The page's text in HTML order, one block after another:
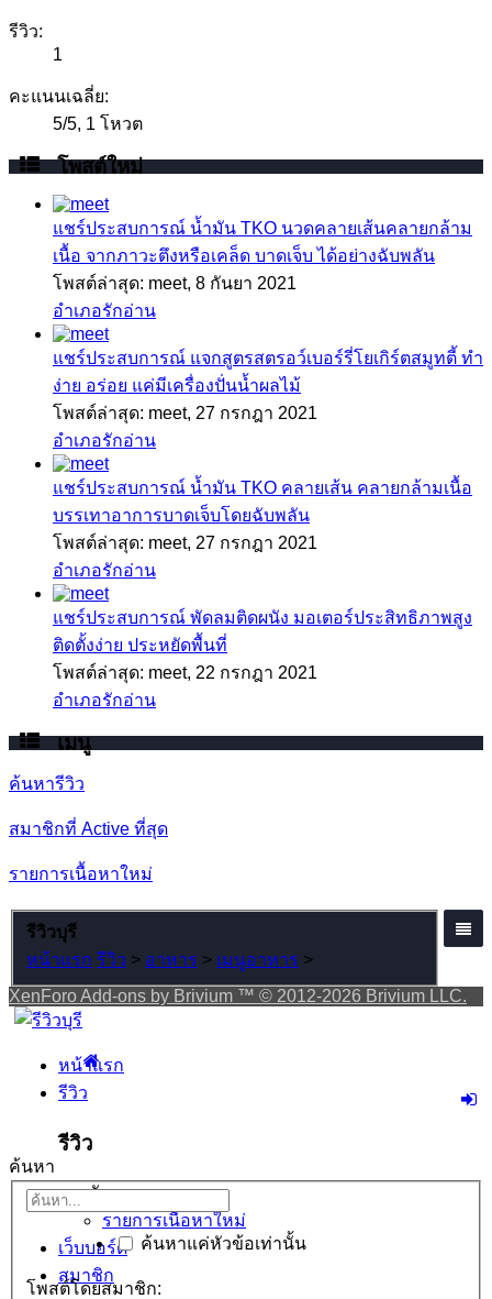
รีวิว:
1
คะแนนเฉลี่ย:
5/5, 1 โหวต
โพสต์ใหม่
แชร์ประสบการณ์ น้ำมัน TKO นวดคลายเส้นคลายกล้าม
เนื้อ จากภาวะตึงหรือเคล็ด บาดเจ็บ ได้อย่างฉับพลัน
โพสต์ล่าสุด: meet, 8 กันยา 2021
อำเภอรักอ่าน
แชร์ประสบการณ์ แจกสูตรสตรอว์เบอร์รี่โยเกิร์ตสมูทตี้ ทำ
ง่าย อร่อย แค่มีเครื่องปั่นน้ำผลไม้
โพสต์ล่าสุด: meet, 27 กรกฎา 2021
อำเภอรักอ่าน
แชร์ประสบการณ์ น้ำมัน TKO คลายเส้น คลายกล้ามเนื้อ
บรรเทาอาการบาดเจ็บโดยฉับพลัน
โพสต์ล่าสุด: meet, 27 กรกฎา 2021
อำเภอรักอ่าน
แชร์ประสบการณ์ พัดลมติดผนัง มอเตอร์ประสิทธิภาพสูง
ติดตั้งง่าย ประหยัดพื้นที่
โพสต์ล่าสุด: meet, 22 กรกฎา 2021
อำเภอรักอ่าน
เมนู
ค้นหารีวิว
สมาชิกที่ Active ที่สุด
รายการเนื้อหาใหม่
รีวิวบุรี
หน้าแรก รีวิว > อาหาร > เมนูอาหาร >
XenForo Add-ons by Brivium ™ © 2012-2026 Brivium LLC.
หน้าแรก
รีวิว
รีวิว
เมนูลัด
รายการเนื้อหาใหม่
เว็บบอร์ด
สมาชิก
ค้นหา
ค้นหาแค่หัวข้อเท่านั้น
โพสต์โดยสมาชิก: